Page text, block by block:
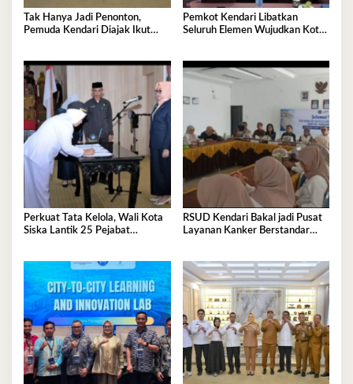
Tak Hanya Jadi Penonton,
Pemuda Kendari Diajak Ikut
Pemkot Kendari Libatkan
Seluruh Elemen Wujudkan Kota
Perkuat Tata Kelola, Wali Kota
Siska Lantik 25 Pejabat
RSUD Kendari Bakal jadi Pusat
Layanan Kanker Berstandar